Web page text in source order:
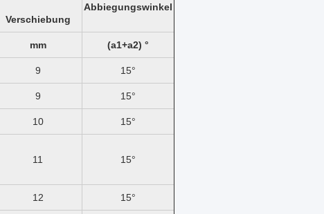
Verschiebung
Abbiegungswinkel
mm (a1+a2) °
9 15°
9 15°
10 15°
11 15°
12 15°